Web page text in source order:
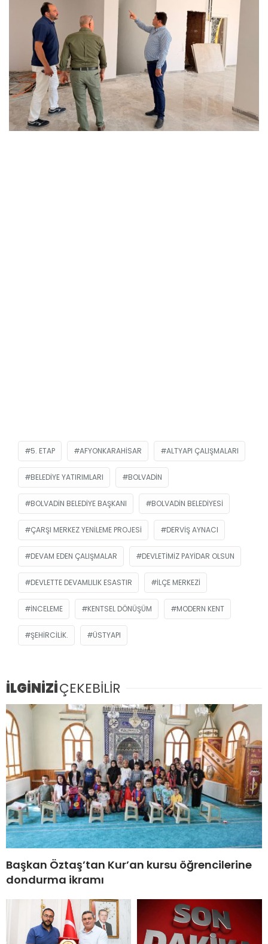
5. ETAP AFYONKARAHISAR ALTYAPI ÇALIŞMALARI
BELEDIYE YATIRIMLARI BOLVADIN
BOLVADIN BELEDIYE BAŞKANI BOLVADIN BELEDIYESI
ÇARŞI MERKEZ YENILEME PROJESI DERVIŞ AYNACI
DEVAM EDEN ÇALIŞMALAR DEVLETIMIZ PAYIDAR OLSUN
DEVLETTE DEVAMLILIK ESASTIR İLÇE MERKEZI
INCELEME KENTSEL DÖNÜŞÜM MODERN KENT
ŞEHIRCILIK. ÜSTYAPI
İLGİNİZİÇEKEBİLİR
Başkan Öztaş’tan Kur’an kursu öğrencilerine
dondurma ikramı